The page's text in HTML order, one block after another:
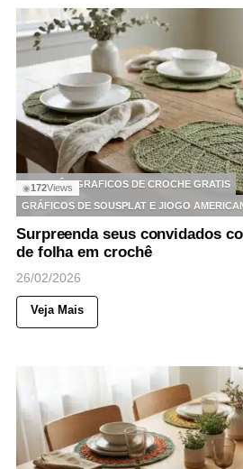
◉172Views
CROCHÊ
GRAFICOS DE CROCHE GRATIS
GRÁFICOS DE SOUSPLAT E JIOGO
Surpreenda seus convidados
de folha em crochê
26/02/2026
Veja Mais